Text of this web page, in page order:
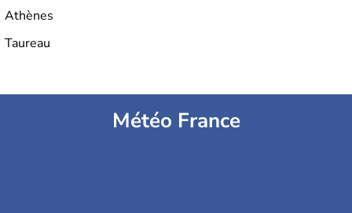
Athènes
Taureau
Météo France